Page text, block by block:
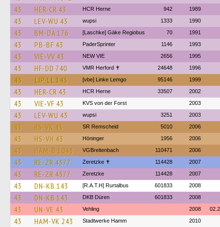
43 HER-CR 43 HCR Herne 942 1989
43 LEV-WU 43 wupsi 1333 1990
43 BM-DA 176 [Laschke] Gäke Regiobus 70 1991
43 PB-BF 43 PaderSprinter 1146 1993
43 VIE-VV 43 NEW VIE 2656 1995
43 HF-DD 740 VMR Herford ✝ 24648 1996
43 LIP-LL 143 [vbe] Linke Lemgo 95146 1999
43 HER-CR 43 HCR Herne 33507 2002
43 VIE-VF 43 KVS von der Forst 2003
43 LEV-WU 43 wupsi 3251 2003
43 RS-VK 43 SR Remscheid 5010 2006
43 HS-VH 43 Höninger 1956 2006
43 HAM-B 1043 VGBreitenbach 110471 2006
43 RE-ZR 4377 Zeretzke ✝ 114428 2007
43 RE-ZR 4377 Zeretzke 114428 2007
43 DN-KB 143 [R.A.T.H] Rurtalbus 601833 2008
43 DN-KB 143 DKB Düren 601833 2008
43 UN-VE 43 Vehling 2008
43 HAM-VK 243 Stadtwerke Hamm 2010